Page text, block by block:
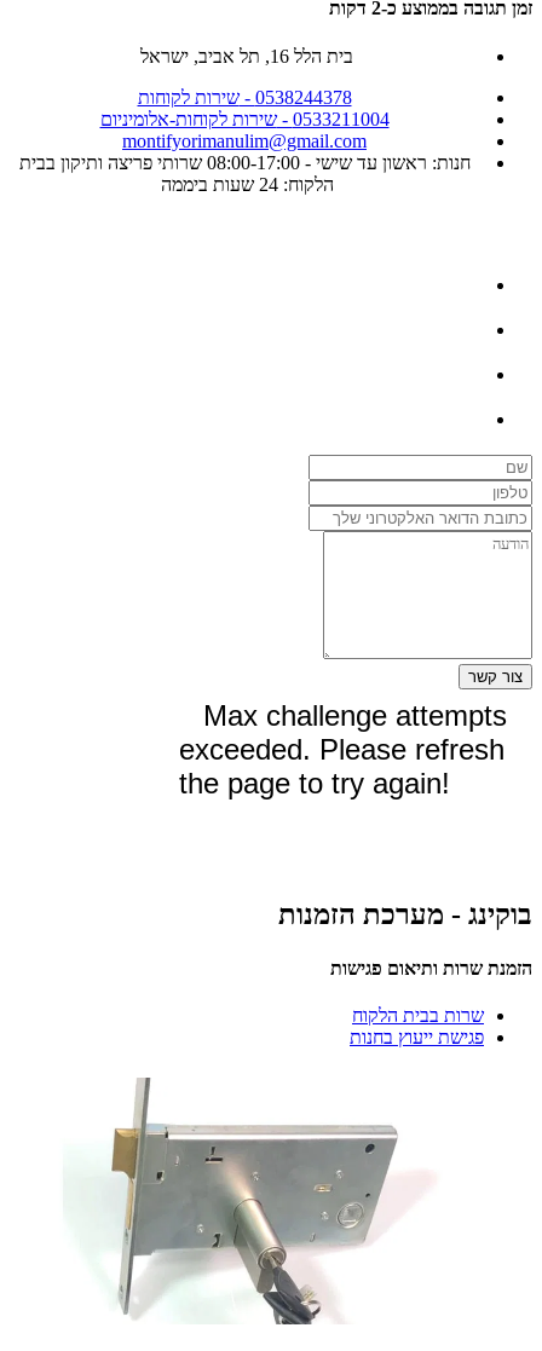
זמן תגובה בממוצע כ-2 דקות
בית הלל 16, תל אביב, ישראל
0538244378
-שירות לקוחות
0533211004
-שירות לקוחות-אלומיניום
montifyorimanulim@gmail.com
חנות: ראשון עד שישי - 08:00-17:00 שרותי פריצה ותיקון בבית
הלקוח: 24 שעות ביממה
צור קשר
בוקינג - מערכת הזמנות
הזמנת שרות ותיאום פגישות
שרות בבית הלקוח
פגישת ייעוץ בחנות